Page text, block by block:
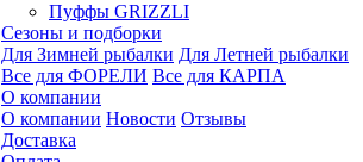
Пуффы GRIZZLI
Сезоны и подборки
Для Зимней рыбалки Для Летней рыбалки
Все для ФОРЕЛИ Все для КАРПА
О компании
О компании Новости Отзывы
Доставка